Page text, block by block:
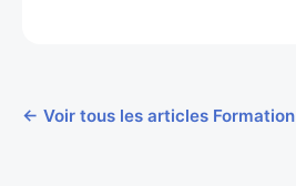
← Voir tous les articles Formation